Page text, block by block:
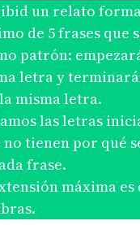
un relato
de 5 frases que
patrón:
letra y
misma letra.
las letras
no tienen por qué
frase.
máxima es